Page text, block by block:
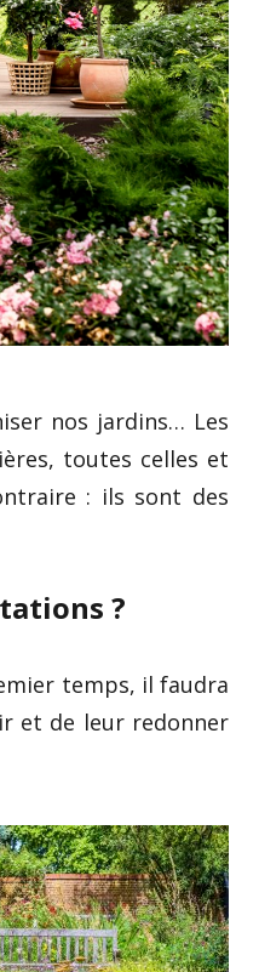
nos jardins… Les
toutes celles et
: ils sont des
?
temps, il faudra
et de leur redonner